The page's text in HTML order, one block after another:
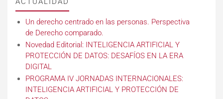
Un derecho centrado en las personas. Perspectiva
de Derecho comparado.
Novedad Editorial: INTELIGENCIA ARTIFICIAL Y
PROTECCIÓN DE DATOS: DESAFÍOS EN LA ERA
DIGITAL
PROGRAMA IV JORNADAS INTERNACIONALES:
INTELIGENCIA ARTIFICIAL Y PROTECCIÓN DE